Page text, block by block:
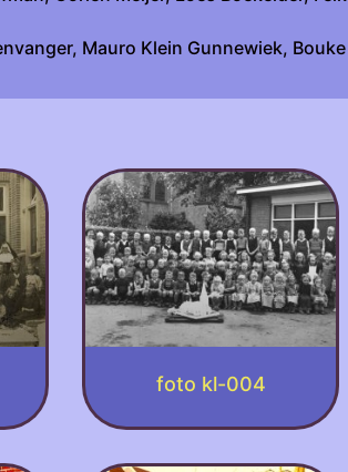
Mauro Klein Gunnewiek,
foto kl-004